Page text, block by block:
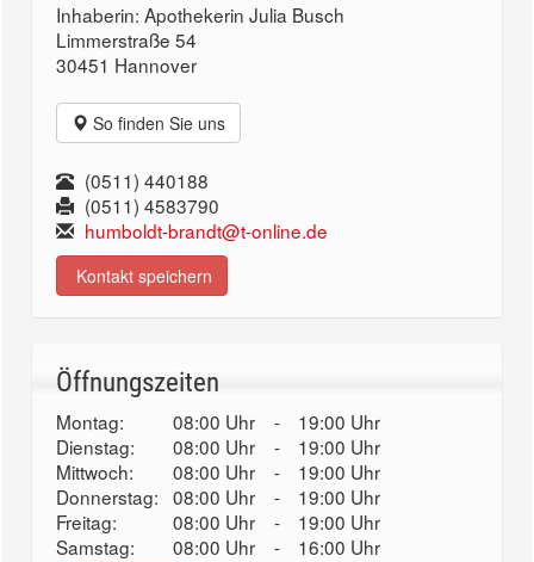
Inhaberin: Apothekerin Julia Busch
Limmerstraße 54
30451 Hannover
So finden Sie uns
(0511) 440188
(0511) 4583790
humboldt-brandt@t-online.de
Kontakt speichern
Öffnungszeiten
Montag: 08:00 Uhr -
19:00 Uhr
Dienstag:
08:00 Uhr -
19:00 Uhr
Mittwoch:
08:00 Uhr -
19:00 Uhr
Donnerstag: 08:00 Uhr -
19:00 Uhr
Freitag:
08:00 Uhr -
19:00 Uhr
Samstag:
08:00 Uhr - 16:00 Uhr